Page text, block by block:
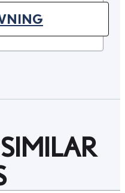
IN NEW TAB)